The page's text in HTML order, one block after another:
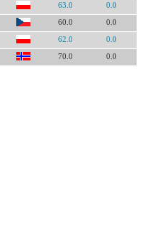
63.0 0.0
60.0 0.0
62.0 0.0
70.0 0.0